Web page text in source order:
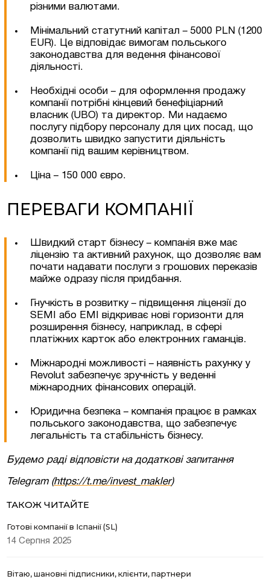
різними валютами.
Мінімальний статутний капітал – 5000 PLN (1200
EUR). Це відповідає вимогам польського
законодавства для ведення фінансової
діяльності.
Необхідні особи – для оформлення продажу
компанії потрібні кінцевий бенефіціарний
власник (UBO) та директор. Ми надаємо
послугу підбору персоналу для цих посад, що
дозволить швидко запустити діяльність
компанії під вашим керівництвом.
Ціна – 150 000 євро.
ПЕРЕВАГИ КОМПАНІЇ
Швидкий старт бізнесу – компанія вже має
ліцензію та активний рахунок, що дозволяє вам
почати надавати послуги з грошових переказів
майже одразу після придбання.
Гнучкість в розвитку – підвищення ліцензії до
SEMI або EMI відкриває нові горизонти для
розширення бізнесу, наприклад, в сфері
платіжних карток або електронних гаманців.
Міжнародні можливості – наявність рахунку у
Revolut забезпечує зручність у веденні
міжнародних фінансових операцій.
Юридична безпека – компанія працює в рамках
польського законодавства, що забезпечує
легальність та стабільність бізнесу.
Будемо раді відповісти на додаткові запитання
Telegram (https://t.me/invest_makler)
ТАКОЖ ЧИТАЙТЕ
Готові компанії в Іспанії (SL)
14 Серпня 2025
Вітаю, шановні підписники, клієнти, партнери
Залишити заявку